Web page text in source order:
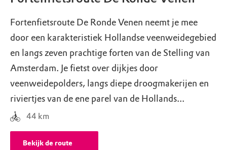
Fortenfietsroute De Ronde Venen neemt je mee
door een karakteristiek Hollandse veenweidegebied
en langs zeven prachtige forten van de Stelling van
Amsterdam. Je fietst over dijkjes door
veenweidepolders, langs diepe droogmakerijen en
riviertjes van de ene parel van de Hollands...
44 km
Bekijk de route